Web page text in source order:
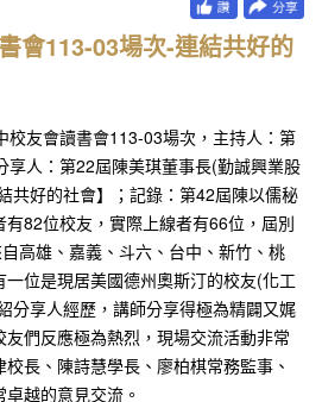
會113-03場次-連結共好的
校友會讀書會113-03場次，主持人：第
享人：第22屆陳美琪董事長(勤誠興業股
共好的社會】；記錄：第42屆陳以儒秘
82位校友，實際上線者有66位，屆別
高雄、嘉義、斗六、台中、新竹、桃
位是現居美國德州奧斯汀的校友(化工
分享人經歷，講師分享得極為精闢又娓
們反應極為熱烈，現場交流活動非常
長、陳詩慧學長、廖柏棋常務監事、
越的意見交流。